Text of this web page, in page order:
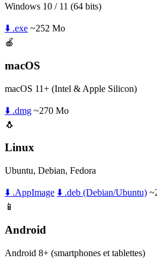
Windows 10 / 11 (64 bits)
⬇️ .exe ~252 Mo
🍎
macOS
macOS 11+ (Intel & Apple Silicon)
⬇️ .dmg ~270 Mo
🐧
Linux
Ubuntu, Debian, Fedora
⬇️ .AppImage ⬇️ .deb (Debian/Ubuntu)
📱
Android
Android 8+ (smartphones et tablettes)